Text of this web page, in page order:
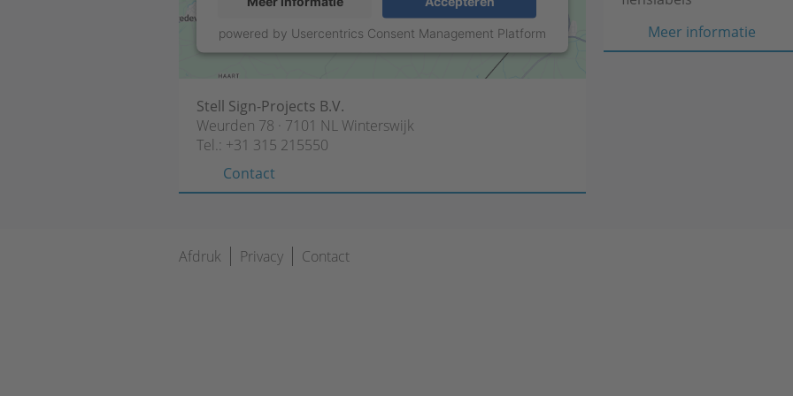
powered by Usercentrics Consent Management Platform
Stell Sign-Projects B.V.
Weurden 78 · 7101 NL Winterswijk
Tel.: +31 315 215550
Contact
Meer informatie
en
Navigatie
Afdruk Privacy Contact